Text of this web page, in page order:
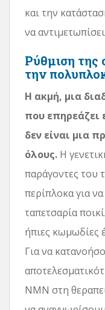
και την
να
Ρύθμιση της
την
Η ακμή, μια
που επηρεάζει
δεν είναι μια
όλους. Η
παράγοντες του
περίπλοκα για
ταπετσαρία
ήπιες κωμωδίες
Για να
NMN στη